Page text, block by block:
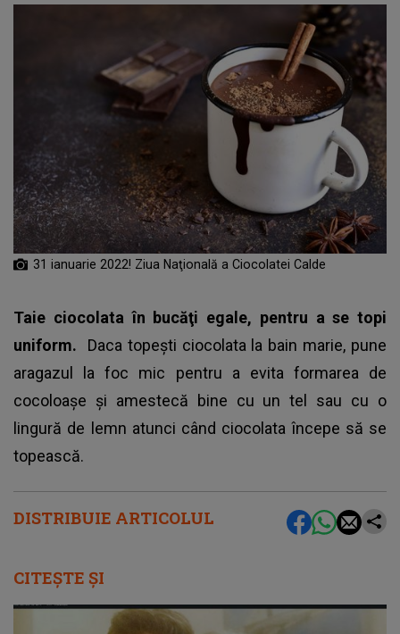
DISTRIBUIE ARTICOLUL
31 ianuarie 2022! Ziua Naţională a Ciocolatei Calde
Taie ciocolata în bucăţi egale, pentru a se topi
uniform.
Daca topeşti ciocolata la bain marie, pune
aragazul la foc mic pentru a evita formarea de
cocoloaşe şi amestecă bine cu un tel sau cu o
lingură de lemn atunci când ciocolata începe să se
topească.
CITEȘTE ȘI